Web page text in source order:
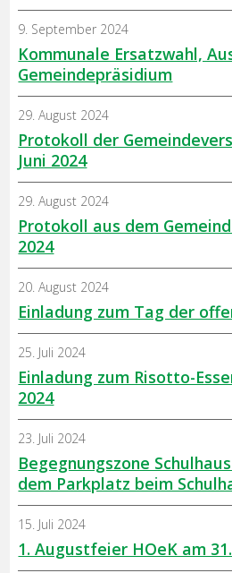
Kommunale Ersatzwahl,
Gemeindepräsidium
9. September 2024
Protokoll der
Juni 2024
29. August 2024
Protokoll aus dem
2024
29. August 2024
Einladung zum Tag der
20. August 2024
Einladung zum Risotto-
2024
25. Juli 2024
Begegnungszone
dem Parkplatz beim
23. Juli 2024
1. Augustfeier HOeK am
15. Juli 2024